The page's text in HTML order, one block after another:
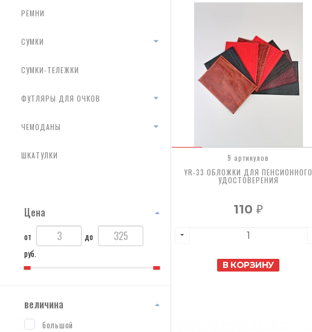
РЕМНИ
СУМКИ
СУМКИ-ТЕЛЕЖКИ
ФУТЛЯРЫ ДЛЯ ОЧКОВ
ЧЕМОДАНЫ
ШКАТУЛКИ
Цена
от
до
руб.
величина
большой
9 артикулов
YR-33 ОБЛОЖКИ ДЛЯ ПЕНСИОННОГО
УДОСТОВЕРЕНИЯ
110₽
В КОРЗИНУ